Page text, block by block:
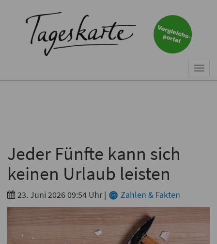
Jeder Fünfte kann sich
keinen Urlaub leisten
23. Juni 2026 09:54 Uhr | Zahlen & Fakten
Keine Nachricht mehr
verpassen!
E-Mail*
Branche